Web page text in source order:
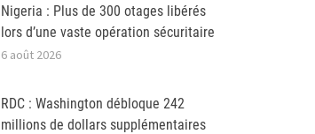
Nigeria : Plus de 300 otages libérés
lors d’une vaste opération sécuritaire
6 août 2026
RDC : Washington débloque 242
millions de dollars supplémentaires